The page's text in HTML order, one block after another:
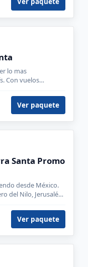
lo mas
Con vuelos
Ver paquete
Santa Promo
desde México.
del Nilo, Jerusalén
Ver paquete